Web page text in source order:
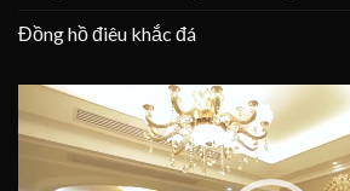
Đồng hồ điêu khắc đá
Trình
chơi